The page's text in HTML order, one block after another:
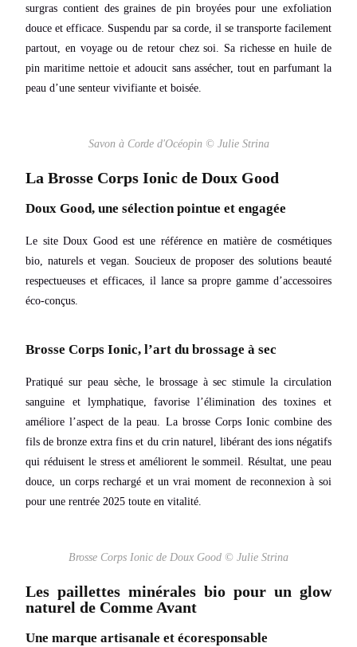
surgras contient des graines de pin broyées pour une exfoliation
douce et efficace. Suspendu par sa corde, il se transporte facilement
partout, en voyage ou de retour chez soi. Sa richesse en huile de
pin maritime nettoie et adoucit sans assécher, tout en parfumant la
peau d’une senteur vivifiante et boisée.
Savon à Corde d'Océopin © Julie Strina
La Brosse Corps Ionic de Doux Good
Doux Good, une sélection pointue et engagée
Le site Doux Good est une référence en matière de cosmétiques
bio, naturels et vegan. Soucieux de proposer des solutions beauté
respectueuses et efficaces, il lance sa propre gamme d’accessoires
éco-conçus.
Brosse Corps Ionic, l’art du brossage à sec
Pratiqué sur peau sèche, le brossage à sec stimule la circulation
sanguine et lymphatique, favorise l’élimination des toxines et
améliore l’aspect de la peau. La brosse Corps Ionic combine des
fils de bronze extra fins et du crin naturel, libérant des ions négatifs
qui réduisent le stress et améliorent le sommeil. Résultat, une peau
douce, un corps rechargé et un vrai moment de reconnexion à soi
pour une rentrée 2025 toute en vitalité.
Brosse Corps Ionic de Doux Good © Julie Strina
Les paillettes minérales bio pour un glow
naturel de Comme Avant
Une marque artisanale et écoresponsable